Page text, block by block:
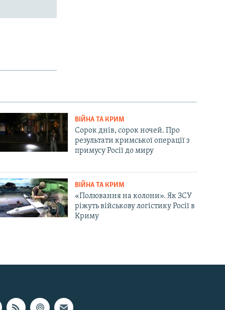
ВІЙНА ТА КРИМ
Сорок днів, сорок ночей. Про
результати кримської операції з
примусу Росії до миру
ВІЙНА ТА КРИМ
«Полювання на колони». Як ЗСУ
ріжуть військову логістику Росії в
Криму